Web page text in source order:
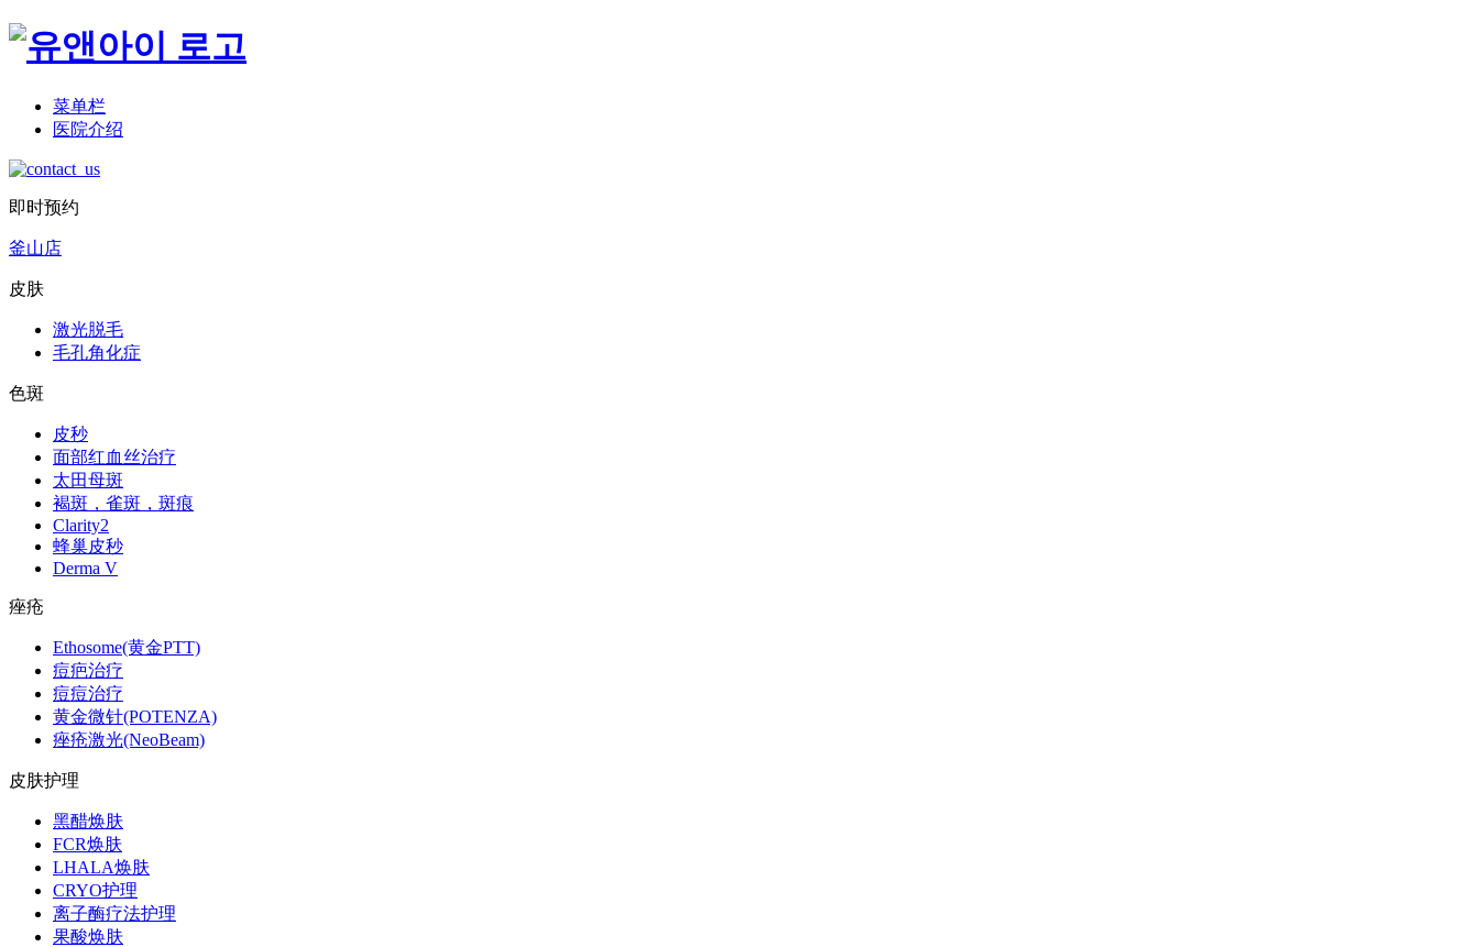
菜单栏
医院介绍
即时预约
釜山店
皮肤
激光脱毛
毛孔角化症
色斑
皮秒
面部红血丝治疗
太田母斑
褐斑，雀斑，斑痕
Clarity2
蜂巢皮秒
Derma V
痤疮
Ethosome(黄金PTT)
痘疤治疗
痘痘治疗
黄金微针(POTENZA)
痤疮激光(NeoBeam)
皮肤护理
黑醋焕肤
FCR焕肤
LHALA焕肤
CRYO护理
离子酶疗法护理
果酸焕肤